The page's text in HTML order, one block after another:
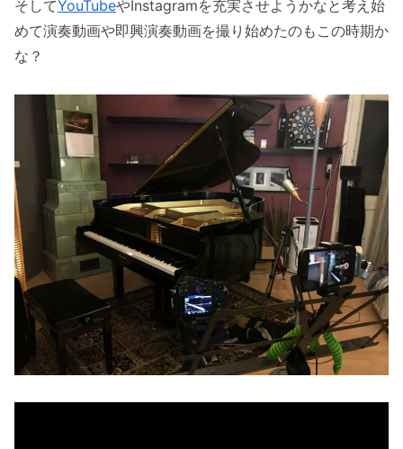
そしてYouTubeやInstagramを充実させようかなと考え始
めて演奏動画や即興演奏動画を撮り始めたのもこの時期か
な？